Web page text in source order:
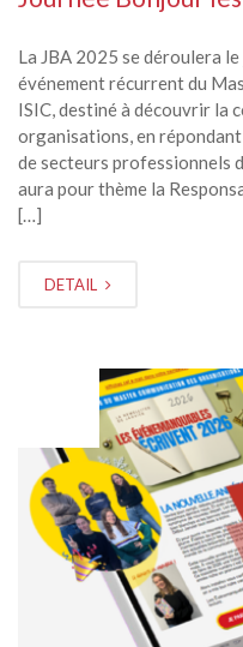
La JBA 2025 se déroulera
événement récurrent du
ISIC, destiné à découvrir la
organisations, en répondant
de secteurs professionnels
aura pour thème la
[…]
DETAIL